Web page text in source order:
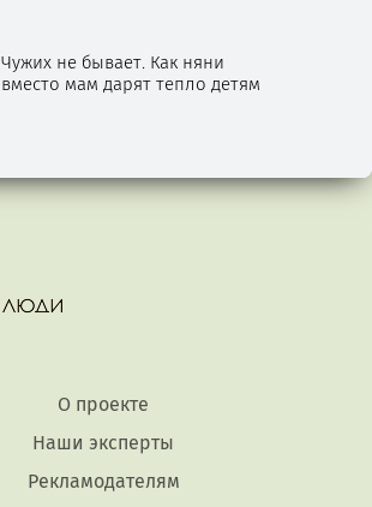
Чужих не бывает. Как няни
вместо мам дарят тепло детям
О проекте
Наши эксперты
Рекламодателям